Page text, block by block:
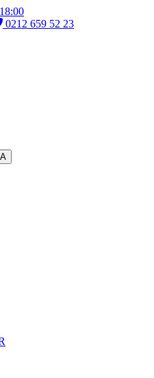
0212 659 52 23